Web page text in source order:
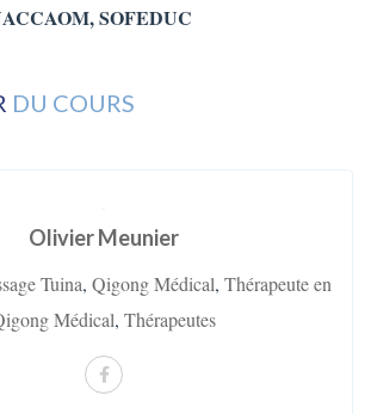
SOFEDUC
DU COURS
Olivier Meunier
Tuina, Qigong Médical, Thérapeute en
Médical, Thérapeutes